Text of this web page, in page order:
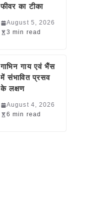
फीवर का टीका
August 5, 2026
3 min read
गाभिन गाय एवं भैंस
में संभावित प्रसव
के लक्षण
August 4, 2026
6 min read